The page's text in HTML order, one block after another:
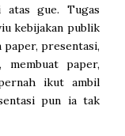
atas gue. Tugas
kebijakan publik
paper, presentasi,
paper,
ikut ambil
pun ia tak